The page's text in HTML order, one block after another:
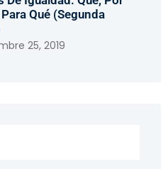
Para Qué (segunda
25, 2019